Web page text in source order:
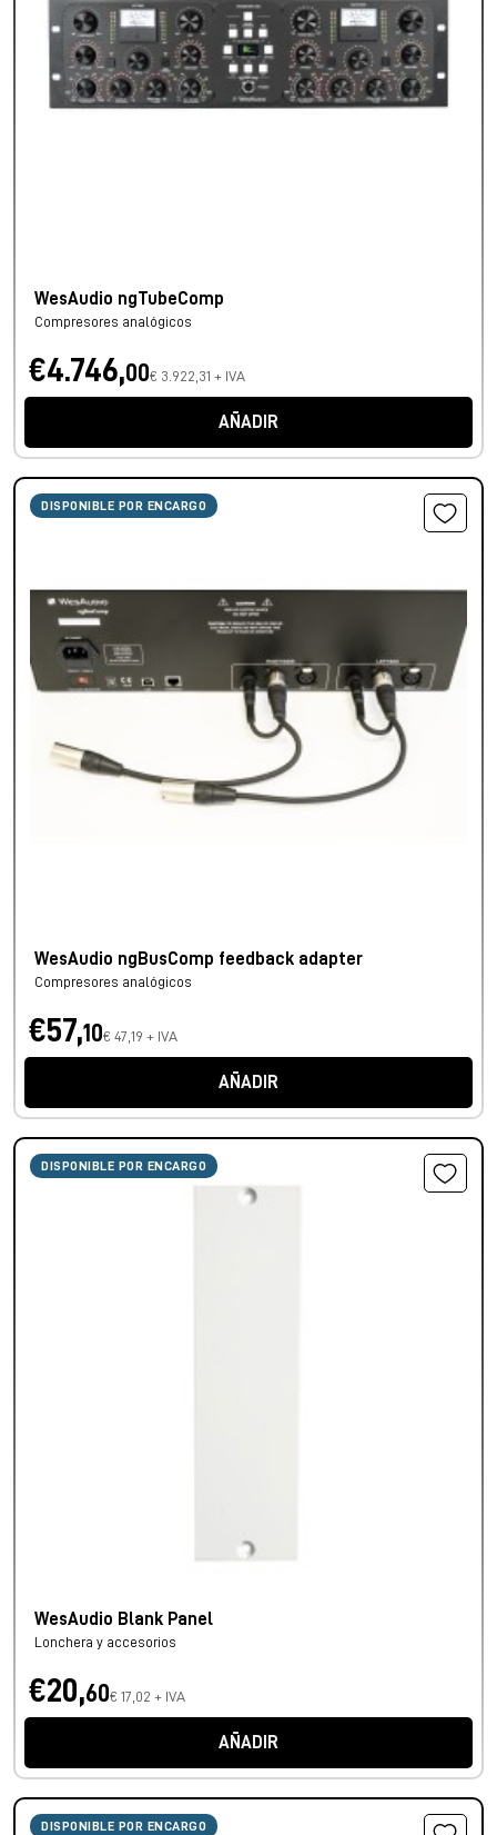
WesAudio ngTubeComp
Compresores analógicos
€4.746,00€ 3.922,31 + IVA
AÑADIR
DISPONIBLE POR ENCARGO
WesAudio ngBusComp feedback adapter
Compresores analógicos
€57,10€ 47,19 + IVA
AÑADIR
DISPONIBLE POR ENCARGO
WesAudio Blank Panel
Lonchera y accesorios
€20,60€ 17,02 + IVA
AÑADIR
DISPONIBLE POR ENCARGO